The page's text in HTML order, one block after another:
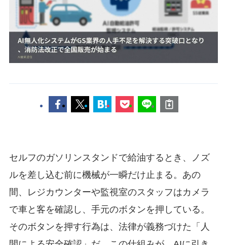
セルフのガソリンスタンドで給油するとき、ノズ
ルを差し込む前に機械が一瞬だけ止まる。あの
間、レジカウンターや監視室のスタッフはカメラ
で車と客を確認し、手元のボタンを押している。
そのボタンを押す行為は、法律が義務づけた「人